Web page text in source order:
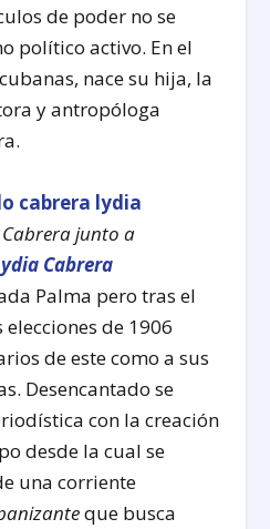
de poder no se
político activo. En el
nace su hija, la
y antropóloga
junto a
Cabrera
Palma pero tras el
de 1906
de este como a sus
Desencantado se
con la creación
desde la cual se
una corriente
que busca